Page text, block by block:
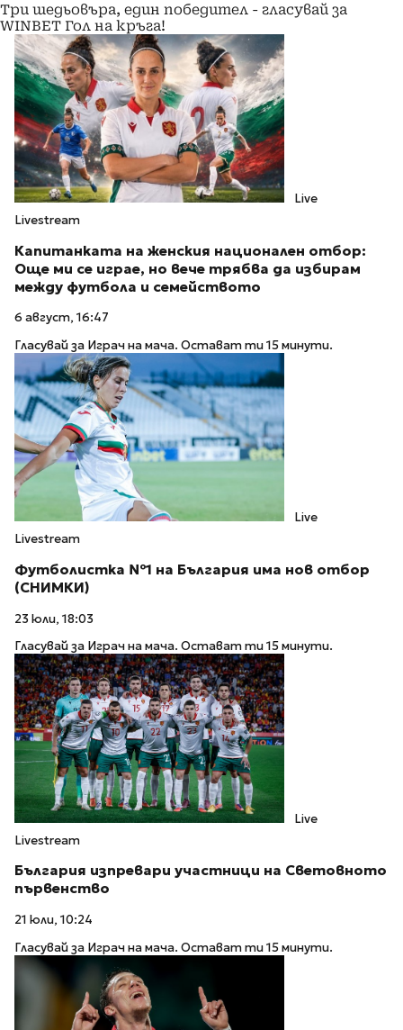
Три шедьовъра, един победител - гласувай за
WINBET Гол на кръга!
Live
Livestream
Капитанката на женския национален отбор:
Още ми се играе, но вече трябва да избирам
между футбола и семейството
6 август, 16:47
Гласувай за Играч на мача. Остават ти 15 минути.
Live
Livestream
Футболистка №1 на България има нов отбор
(СНИМКИ)
23 юли, 18:03
Гласувай за Играч на мача. Остават ти 15 минути.
Live
Livestream
България изпревари участници на Световното
първенство
21 юли, 10:24
Гласувай за Играч на мача. Остават ти 15 минути.